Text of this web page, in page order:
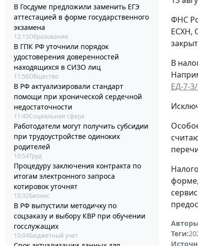
В Госдуме предложили заменить ЕГЭ
аттестацией в форме государственного
экзамена
12:15Образование
В ГПК РФ уточнили порядок
удостоверения доверенностей
находящихся в СИЗО лиц
11:56Общество
В РФ актуализировали стандарт
помощи при хронической сердечной
недостаточности
11:40Социальная сфера
Работодатели могут получить субсидии
при трудоустройстве одиноких
родителей
10:54Труд
Процедуру заключения контракта по
итогам электронного запроса
котировок уточнят
10:32Бизнес
В РФ выпустили методичку по
соцзаказу и выбору КВР при обучении
госслужащих
10:04Бюджетный учет
ФНС
ЕСХН,
В
ЕД-7-
Теги: